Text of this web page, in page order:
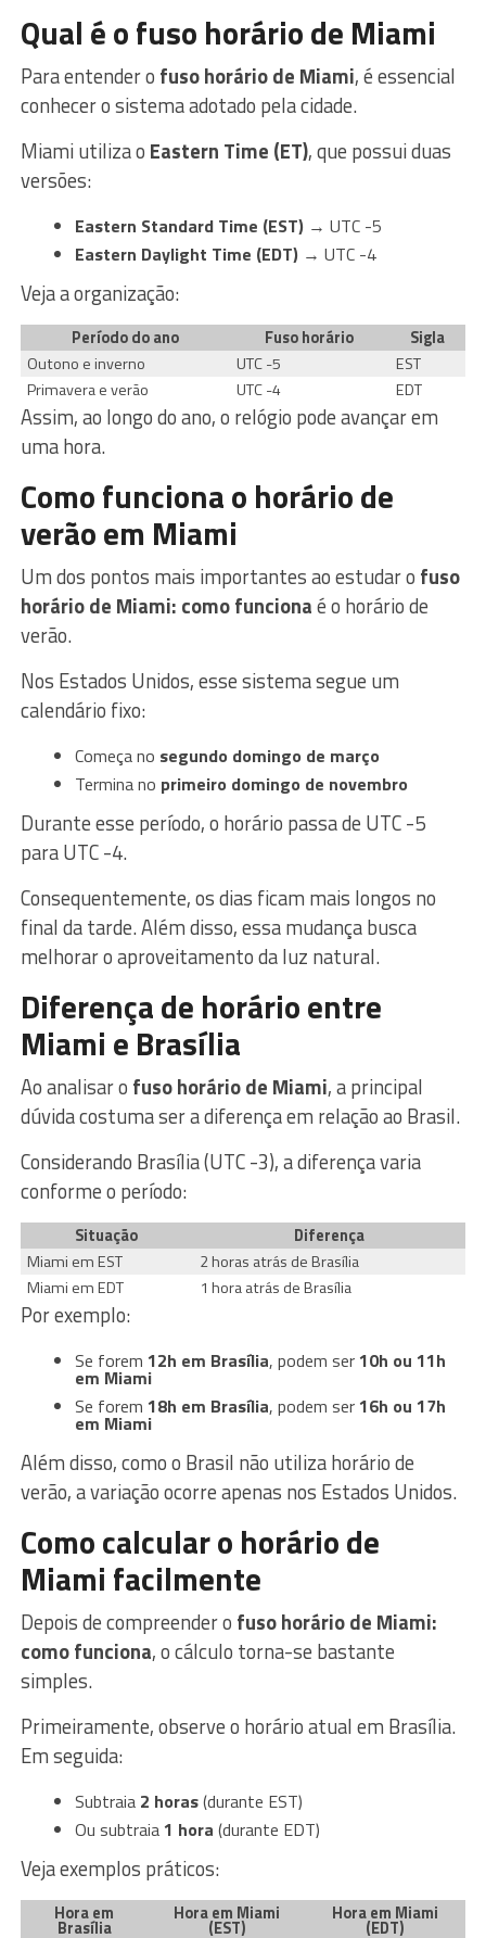
Qual é o fuso horário de Miami
Para entender o fuso horário de Miami, é essencial
conhecer o sistema adotado pela cidade.
Miami utiliza o Eastern Time (ET), que possui duas
versões:
Eastern Standard Time (EST)→ UTC -5
Eastern Daylight Time (EDT)→ UTC -4
Veja a organização:
Período do ano Fuso horário
Sigla
Outono e inverno
UTC -5
EST
Primavera e verão
UTC -4 EDT
Assim, ao longo do ano, o relógio pode avançar em
uma hora.
Como funciona o horário de
verão em Miami
Um dos pontos mais importantes ao estudar o fuso
horário de Miami: como funcionaé o horário de
verão.
Nos Estados Unidos, esse sistema segue um
calendário fixo:
Começa no segundo domingo de março
Termina no primeiro domingo de novembro
Durante esse período, o horário passa de UTC -5
para UTC -4.
Consequentemente, os dias ficam mais longos no
final da tarde. Além disso, essa mudança busca
melhorar o aproveitamento da luz natural.
Diferença de horário entre
Miami e Brasília
Ao analisar o fuso horário de Miami, a principal
dúvida costuma ser a diferença em relação ao Brasil.
Considerando Brasília (UTC -3), a diferença varia
conforme o período:
Situação
Diferença
Miami em EST
2 horas atrás de Brasília
Miami em EDT
1 hora atrás de Brasília
Por exemplo:
Se forem 12h em Brasília, podem ser 10h ou 11h
em Miami
Se forem 18h em Brasília, podem ser 16h ou 17h
em Miami
Além disso, como o Brasil não utiliza horário de
verão, a variação ocorre apenas nos Estados Unidos.
Como calcular o horário de
Miami facilmente
Depois de compreender o fuso horário de Miami:
como funciona, o cálculo torna-se bastante
simples.
Primeiramente, observe o horário atual em Brasília.
Em seguida:
Subtraia 2 horas(durante EST)
Ou subtraia 1 hora (durante EDT)
Veja exemplos práticos:
Hora em
Brasília
Hora em Miami
(EST)
Hora em Miami
(EDT)